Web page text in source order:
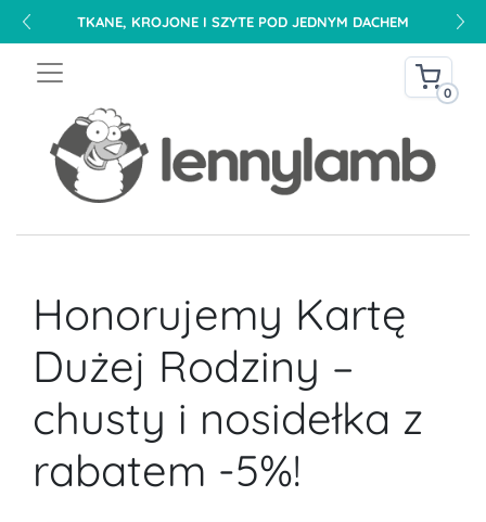
TKANE, KROJONE I SZYTE POD JEDNYM DACHEM
0
Honorujemy Kartę
Dużej Rodziny –
chusty i nosidełka z
rabatem -5%!